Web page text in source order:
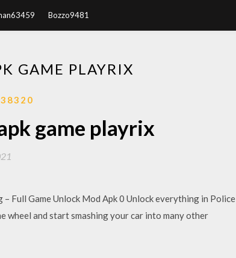
Bozzo9481
GAME PLAYRIX
game playrix
Game Unlock Mod Apk 0 Unlock everything in Police
wheel and start smashing your car into many other